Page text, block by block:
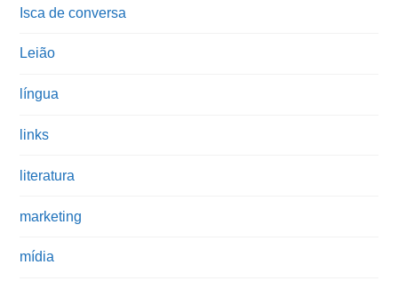
Isca de conversa
Leião
língua
links
literatura
marketing
mídia